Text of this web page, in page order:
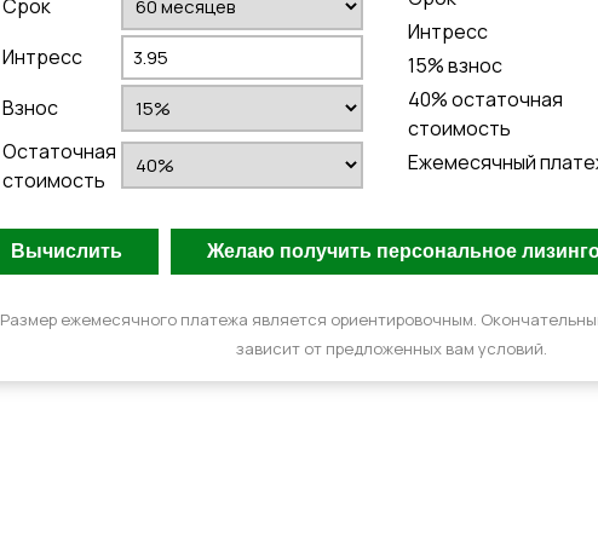
Cрок
Интресс
Взнос
Остаточная
стоимость
Интресс
15% взнос
40% остаточная
стоимость
Ежемесячный
Размер ежемесячного платежа является ориентировочным.
зависит от предложенных вам условий.